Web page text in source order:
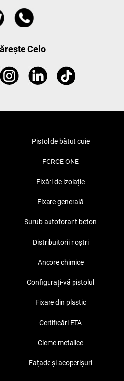
Celo
Pistol de bătut cuie
FORCE ONE
Fixări de izolație
Fixare generală
Surub autoforant beton
Distribuitorii noștri
Ancore chimice
Configurați-vă pistolul
Fixare din plastic
Certificări ETA
Cleme metalice
Fațade și acoperișuri